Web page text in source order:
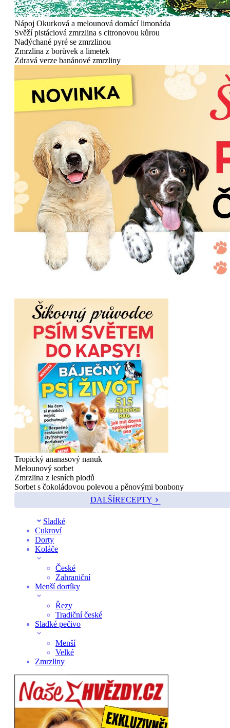
Nápoj Okurková a melounová domácí limonáda
Svěží pistáciová zmrzlina s citronovou kůrou
Nadýchané pyré se zmrzlinou
Zmrzlina z borůvek a limetek
Zdravá verze banánové zmrzliny
Tropický ananasový nanuk
Melounový sorbet
Zmrzlina z lesních plodů
Sorbet s čokoládovou polevou a pěnovými bonbony
DALŠÍRECEPTY
Sladké
Cukroví
Dorty
Koláče
České
Zahraniční
Menší dortíky
Řezy
Tradiční české
Sladké pečivo
Menší
Velké
Zmrzliny